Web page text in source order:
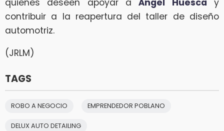
quienes deseen apoyar aÁngel Huesca y
contribuir a la reapertura del taller de diseño
automotriz.
(JRLM)
TAGS
ROBO A NEGOCIO EMPRENDEDOR POBLANO
DELUX AUTO DETAILING